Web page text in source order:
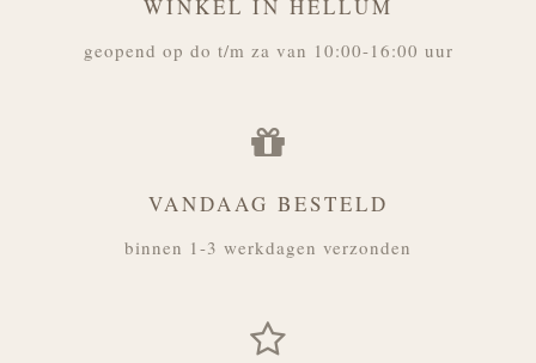
WINKEL IN HELLUM
geopend op do t/m za van 10:00-16:00 uur
VANDAAG BESTELD
binnen 1-3 werkdagen verzonden